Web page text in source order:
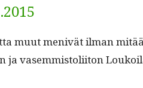
muut menivät ilman
vasem­mis­toli­iton